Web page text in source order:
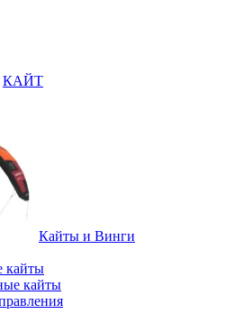
КАЙТ
Кайты и Винги
кайты
кайты